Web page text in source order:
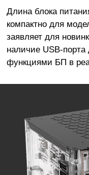
Длина блока
компактно для
заявляет для
наличие USB-
функциями БП в